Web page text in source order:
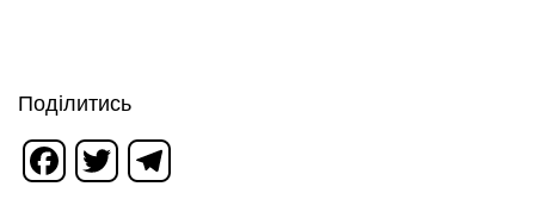
Поділитись
Facebook
Twitter